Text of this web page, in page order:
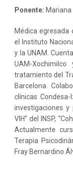
Ponente: Mariana
Médica egresada
el Instituto
y la UNAM.
UAM-
tratamiento del
Barcelona.
clínicas
investigaciones y
VIH” del INSP,
Actualmente
Terapia
Fray Bernardino